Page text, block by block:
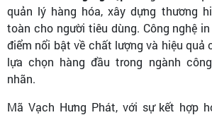
quản lý hàng hóa, xây dựng thương
toàn cho người tiêu dùng. Công nghệ
điểm nổi bật về chất lượng và hiệu quả
lựa chọn hàng đầu trong ngành
nhãn.
Mã Vạch Hưng Phát, với sự kết hợp